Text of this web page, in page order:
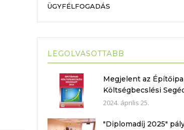
ÜGYFÉLFOGADÁS
LEGOLVASOTTABB
Megjelent az
Költségbecslési
2024
2024. április 25.
"Diplomadíj 2025"